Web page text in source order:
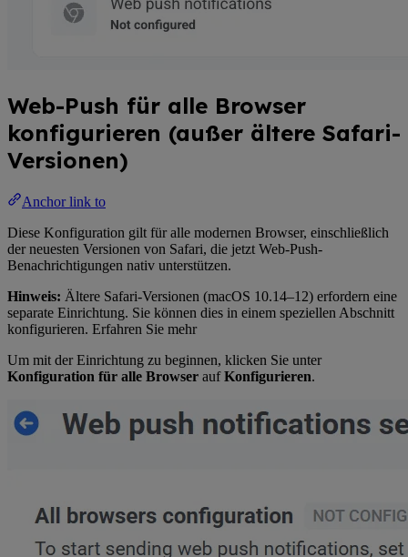
Web-Push für alle Browser
konfigurieren (außer ältere Safari-
Versionen)
Anchor link to
Diese Konfiguration gilt für alle modernen Browser, einschließlich
der neuesten Versionen von Safari, die jetzt Web-Push-
Benachrichtigungen nativ unterstützen.
Hinweis: Ältere Safari-Versionen (macOS 10.14–12) erfordern eine
separate Einrichtung. Sie können dies in einem speziellen Abschnitt
konfigurieren. Erfahren Sie mehr
Um mit der Einrichtung zu beginnen, klicken Sie unter
Konfiguration für alle Browser aufKonfigurieren.